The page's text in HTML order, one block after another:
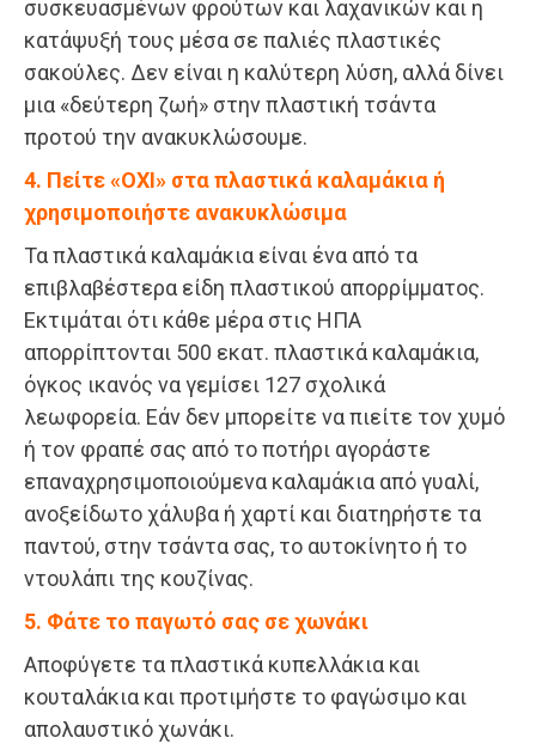
συσκευασμένων φρούτων και λαχανικών και η
κατάψυξή τους μέσα σε παλιές πλαστικές
σακούλες. Δεν είναι η καλύτερη λύση, αλλά δίνει
μια «δεύτερη ζωή» στην πλαστική τσάντα
προτού την ανακυκλώσουμε.
4. Πείτε «ΟΧΙ» στα πλαστικά καλαμάκια ή
χρησιμοποιήστε ανακυκλώσιμα
Τα πλαστικά καλαμάκια είναι ένα από τα
επιβλαβέστερα είδη πλαστικού απορρίμματος.
Εκτιμάται ότι κάθε μέρα στις ΗΠΑ
απορρίπτονται 500 εκατ. πλαστικά καλαμάκια,
όγκος ικανός να γεμίσει 127 σχολικά
λεωφορεία. Εάν δεν μπορείτε να πιείτε τον χυμό
ή τον φραπέ σας από το ποτήρι αγοράστε
επαναχρησιμοποιούμενα καλαμάκια από γυαλί,
ανοξείδωτο χάλυβα ή χαρτί και διατηρήστε τα
παντού, στην τσάντα σας, το αυτοκίνητο ή το
ντουλάπι της κουζίνας.
5. Φάτε το παγωτό σας σε χωνάκι
Αποφύγετε τα πλαστικά κυπελλάκια και
κουταλάκια και προτιμήστε το φαγώσιμο και
απολαυστικό χωνάκι.